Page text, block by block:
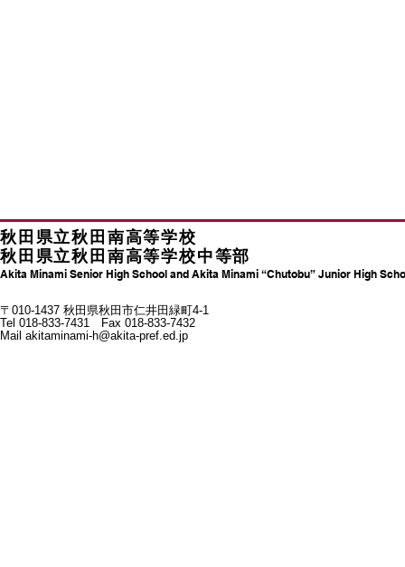
秋田県立秋田南高等学校
秋田県立秋田南高等学校中等部
Akita Minami Senior High School and Akita Minami “Chutobu” Junior High
〒010-1437 秋田県秋田市仁井田緑町4-1
Tel 018-833-7431 Fax 018-833-7432
Mail akitaminami-h@akita-pref.ed.jp